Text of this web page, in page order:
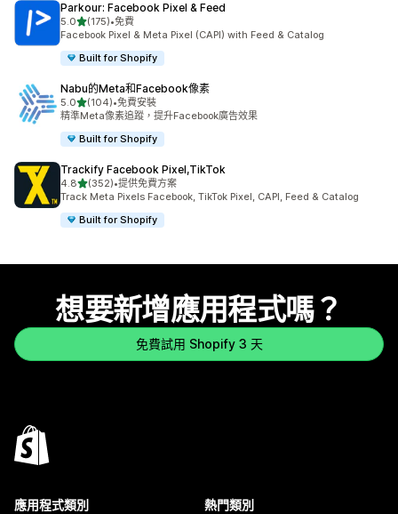
Parkour: Facebook Pixel & Feed
5.0滿分 5 顆星
(175)
共有 175 則評價
•免費
Facebook Pixel & Meta Pixel (CAPI) with Feed & Catalog
Built for Shopify
Nabu的Meta和Facebook像素
5.0滿分 5 顆星
(104)
共有 104 則評價
•免費安裝
精準Meta像素追蹤，提升Facebook廣告效果
Built for Shopify
Trackify Facebook Pixel,TikTok
4.8滿分 5 顆星
(352)
共有 352 則評價
•提供免費方案
Track Meta Pixels Facebook, TikTok Pixel, CAPI, Feed & Catalog
Built for Shopify
想要新增應用程式嗎？
免費試用 Shopify 3 天
應用程式類別 熱門類別